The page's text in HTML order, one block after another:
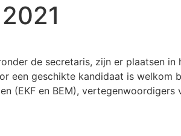
de secretaris, zijn er plaatsen
een geschikte kandidaat is welkom
(EKF en BEM),